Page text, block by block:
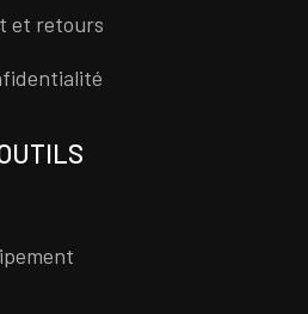
et retours